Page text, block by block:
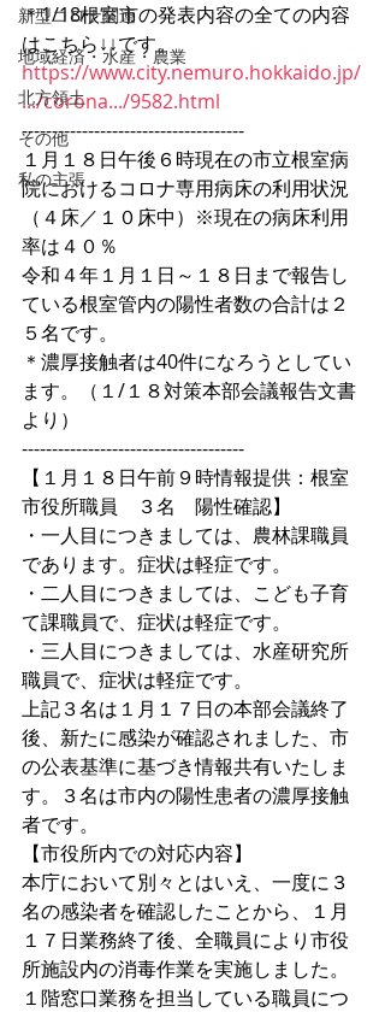
新型コロナ関連
地域経済・水産・農業
北方領土
その他
私の主張
＊1/18根室市の発表内容の全ての内容
はこちら↓↓です。
https://www.city.nemuro.hokkaido.jp/
.../corona.../9582.html
-------------------------------------
１月１８日午後６時現在の市立根室病
院におけるコロナ専用病床の利用状況
（４床／１０床中）※現在の病床利用
率は４０％
令和４年１月１日～１８日まで報告し
ている根室管内の陽性者数の合計は２
５名です。
＊濃厚接触者は40件になろうとしてい
ます。（１/１８対策本部会議報告文書
より）
-------------------------------------
【１月１８日午前９時情報提供：根室
市役所職員　３名　陽性確認】
・一人目につきましては、農林課職員
であります。症状は軽症です。
・二人目につきましては、こども子育
て課職員で、症状は軽症です。
・三人目につきましては、水産研究所
職員で、症状は軽症です。
上記３名は１月１７日の本部会議終了
後、新たに感染が確認されました、市
の公表基準に基づき情報共有いたしま
す。３名は市内の陽性患者の濃厚接触
者です。
【市役所内での対応内容】
本庁において別々とはいえ、一度に３
名の感染者を確認したことから、１月
１７日業務終了後、全職員により市役
所施設内の消毒作業を実施しました。
１階窓口業務を担当している職員につ